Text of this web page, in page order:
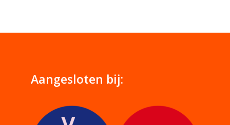
Aangesloten bij: